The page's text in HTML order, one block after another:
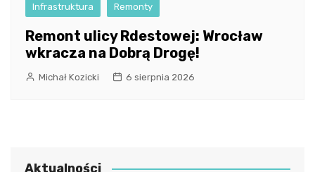
Infrastruktura Remonty
Remont ulicy Rdestowej: Wrocław
wkracza na Dobrą Drogę!
Michał Kozicki 6 sierpnia 2026
Aktualności